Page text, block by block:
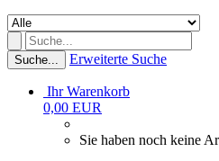
Suche... Erweiterte Suche
Ihr Warenkorb
0,00 EUR
Sie haben noch keine